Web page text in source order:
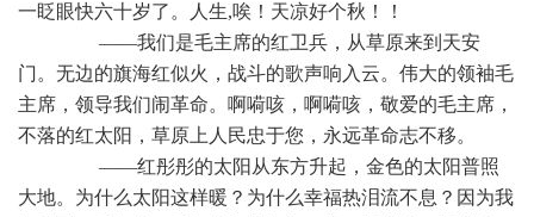
一眨眼快六十岁了。人生,唉！天凉好个秋！！
——我们是毛主席的红卫兵，从草原来到天安
门。无边的旗海红似火，战斗的歌声响入云。伟大的领袖毛
主席，领导我们闹革命。啊嗬咳，啊嗬咳，敬爱的毛主席，
不落的红太阳，草原上人民忠于您，永远革命志不移。
——红彤彤的太阳从东方升起，金色的太阳普照
大地。为什么太阳这样暖？为什么幸福热泪流不息？因为我